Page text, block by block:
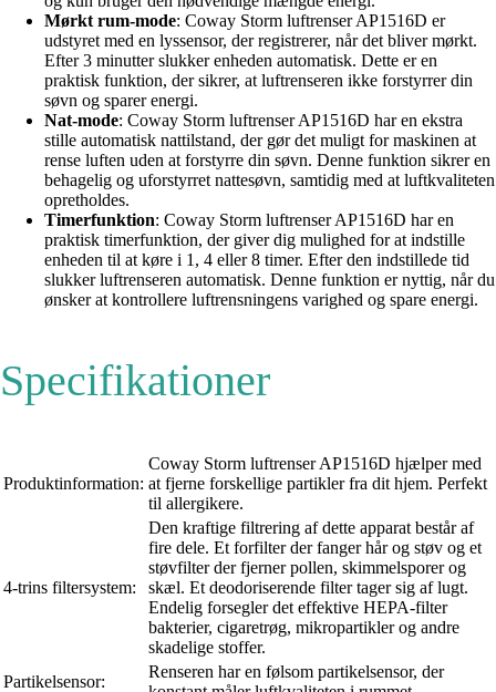
Mørkt rum-mode: Coway Storm luftrenser AP1516D er
udstyret med en lyssensor, der registrerer, når det bliver mørkt.
Efter 3 minutter slukker enheden automatisk. Dette er en
praktisk funktion, der sikrer, at luftrenseren ikke forstyrrer din
søvn og sparer energi.
Nat-mode: Coway Storm luftrenser AP1516D har en ekstra
stille automatisk nattilstand, der gør det muligt for maskinen at
rense luften uden at forstyrre din søvn. Denne funktion sikrer en
behagelig og uforstyrret nattesøvn, samtidig med at luftkvaliteten
opretholdes.
Timerfunktion: Coway Storm luftrenser AP1516D har en
praktisk timerfunktion, der giver dig mulighed for at indstille
enheden til at køre i 1, 4 eller 8 timer. Efter den indstillede tid
slukker luftrenseren automatisk. Denne funktion er nyttig, når du
ønsker at kontrollere luftrensningens varighed og spare energi.
Specifikationer
Produktinformation:
Coway Storm luftrenser AP1516D hjælper med
at fjerne forskellige partikler fra dit hjem. Perfekt
til allergikere.
4-trins filtersystem:
Den kraftige filtrering af dette apparat består af
fire dele. Et forfilter der fanger hår og støv og et
støvfilter der fjerner pollen, skimmelsporer og
skæl. Et deodoriserende filter tager sig af lugt.
Endelig forsegler det effektive HEPA-filter
bakterier, cigaretrøg, mikropartikler og andre
skadelige stoffer.
Partikelsensor:
Renseren har en følsom partikelsensor, der